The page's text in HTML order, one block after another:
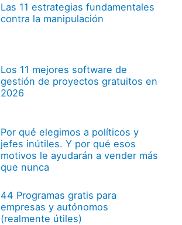
Las 11 estrategias fundamentales
contra la manipulación
Los 11 mejores software de
gestión de proyectos gratuitos en
2026
Por qué elegimos a políticos y
jefes inútiles. Y por qué esos
motivos le ayudarán a vender más
que nunca
44 Programas gratis para
empresas y autónomos
(realmente útiles)